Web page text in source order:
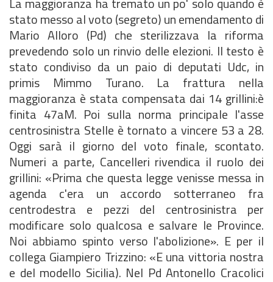
stato messo al voto (segreto) un emendamento di
Mario Alloro (Pd) che sterilizzava la riforma
prevedendo solo un rinvio delle elezioni. Il testo è
stato condiviso da un paio di deputati Udc, in
primis Mimmo Turano. La frattura nella
maggioranza è stata compensata dai 14 grillini:è
finita 47aM. Poi sulla norma principale l'asse
centrosinistra Stelle è tornato a vincere 53 a 28.
Oggi sarà il giorno del voto finale, scontato.
Numeri a parte, Cancelleri rivendica il ruolo dei
grillini: «Prima che questa legge venisse messa in
agenda c'era un accordo sotterraneo fra
centrodestra e pezzi del centrosinistra per
modificare solo qualcosa e salvare le Province.
Noi abbiamo spinto verso l'abolizione». E per il
collega Giampiero Trizzino: «E una vittoria nostra
e del modello Sicilia). Nel Pd Antonello Cracolici